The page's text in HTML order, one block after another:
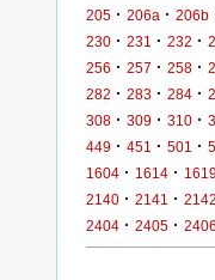
205 · 206a · 206b
230 · 231 · 232 ·
256 · 257 · 258 ·
282 · 283 · 284 ·
308 · 309 · 310 ·
449 · 451 · 501 ·
1604 · 1614 ·
2140 · 2141 · 2142
2404 · 2405 · 2406